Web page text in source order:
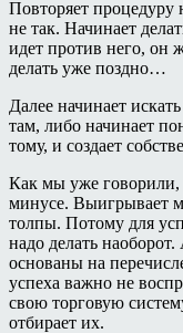
Повторяет процедуру
не так. Начинает
идет против него, он
делать уже поздно…
Далее начинает
там, либо начинает
тому, и создает
Как мы уже говорили,
минусе. Выигрывает
толпы. Потому для
надо делать
основаны на
успеха важно не
свою торговую
отбирает их.